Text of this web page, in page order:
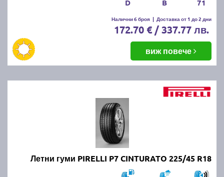
D B 71
Налични 6 броя | Доставка от 1 до 2 дни
172.70 € / 337.77 лв.
виж повече
Летни гуми PIRELLI P7 CINTURATO 225/45 R18